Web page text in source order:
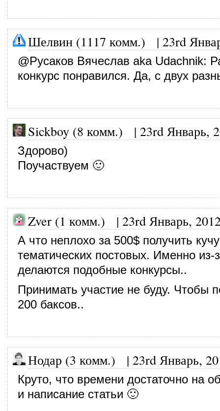
Шелвин (1117 комм.) | 23rd
@Русаков Вячеслав aka Udachnik:
конкурс понравился. Да, с двух
Sickboy (8 комм.) | 23rd Январь,
Здорово)
Поучаствуем 🙂
Zver (1 комм.) | 23rd Январь,
А что неплохо за 500$ получить кучу
тематических постовых. Именно из-
делаются подобные конкурсы..
Принимать участие не буду. Чтобы
200 баксов..
Нодар (3 комм.) | 23rd Январь,
Круто, что времени достаточно на
и написание статьи 🙂